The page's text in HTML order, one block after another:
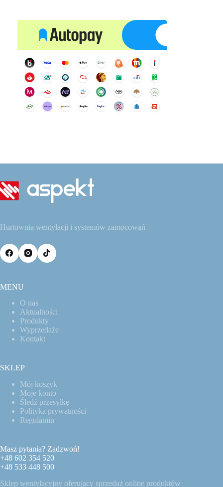
Hurtownia wentylacji i systemów zamocowań
MENU
O nas
Aktualności
Produkty
Wyprzedaże
Kontakt
SKLEP
Mój koszyk
Moje konto
Śledź przesyłkę
Polityka prywatności
Regulamin
Masz pytania? Zadzwoń!
+48 602 354 520
+48 533 448 500
Sklep wentylacyjny oferujący sprzedaż online produktów